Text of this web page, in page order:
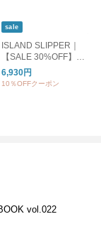
sale
ISLAND SLIPPER｜
【SALE 30%OFF】C
LAS.EVATHONG トン
グサンダル EVAPT20
6,930円
10％OFFクーポン
vol.022